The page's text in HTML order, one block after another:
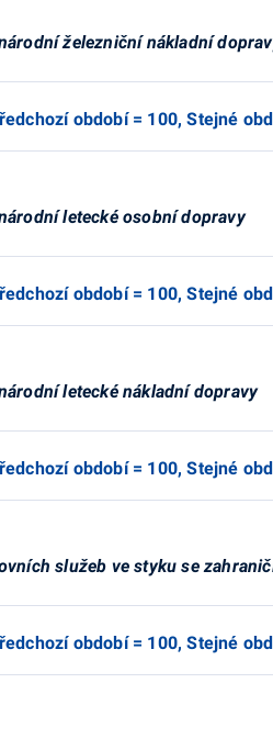
železniční nákladní
období = 100,
letecké osobní dopravy
období = 100,
letecké nákladní dopravy
období = 100,
služeb ve styku se
období = 100,